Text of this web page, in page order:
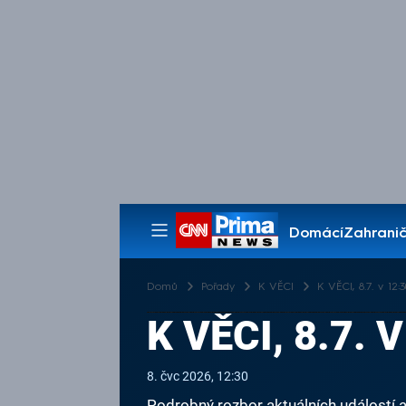
Domácí
Pořady
Domů Pořady K VĚCI K VĚCI, 8.7. v
K VĚCI, 8.7.
8. čvc 2026, 12:30